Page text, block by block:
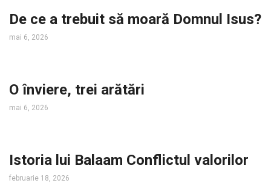
De ce a trebuit să moară Domnul Isus?
mai 6, 2026
O înviere, trei arătări
mai 6, 2026
Istoria lui Balaam Conflictul valorilor
februarie 18, 2026